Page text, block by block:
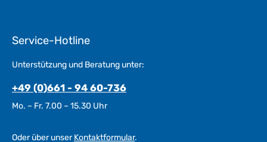
Service-Hotline
Unterstützung und Beratung unter:
+49 (0)661 - 94 60-736
Mo. – Fr. 7.00 – 15.30 Uhr
Oder über unserKontaktformular.